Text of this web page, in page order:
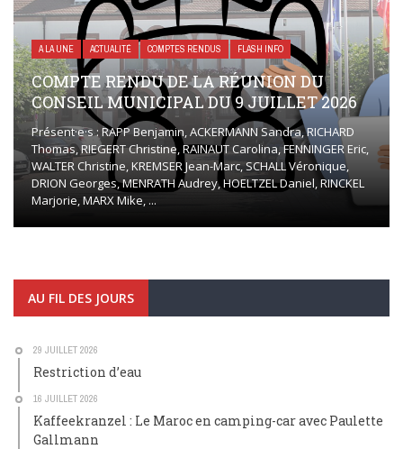
A LA UNE ACTUALITÉ COMPTES RENDUS FLASH INFO
COMPTE RENDU DE LA RÉUNION DU
CONSEIL MUNICIPAL DU 9 JUILLET 2026
Présent·e·s : RAPP Benjamin, ACKERMANN Sandra, RICHARD
Thomas, RIEGERT Christine, RAINAUT Carolina, FENNINGER Eric,
WALTER Christine, KREMSER Jean-Marc, SCHALL Véronique,
DRION Georges, MENRATH Audrey, HOELTZEL Daniel, RINCKEL
Marjorie, MARX Mike, ...
AU FIL DES JOURS
29 JUILLET 2026
Restriction d’eau
16 JUILLET 2026
Kaffeekranzel : Le Maroc en camping-car avec Paulette
Gallmann